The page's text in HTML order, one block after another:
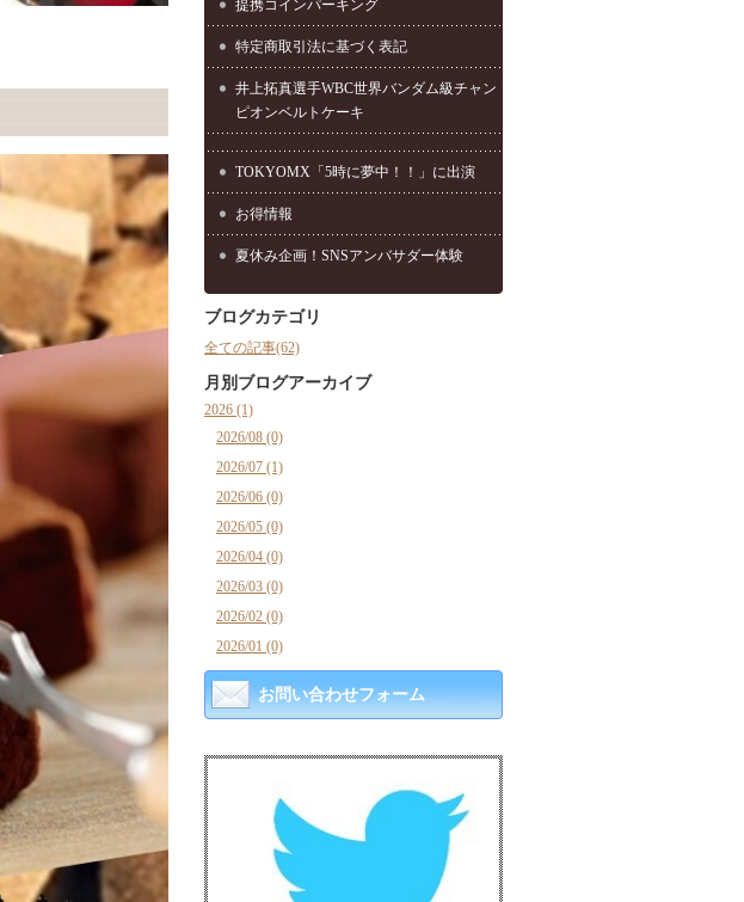
提携コインパーキング
特定商取引法に基づく表記
井上拓真選手WBC世界バンダム級チャン
ピオンベルトケーキ
TOKYOMX「5時に夢中！！」に出演
お得情報
夏休み企画！SNSアンバサダー体験
ブログカテゴリ
全ての記事(62)
月別ブログアーカイブ
2026 (1)
2026/08 (0)
2026/07 (1)
2026/06 (0)
2026/05 (0)
2026/04 (0)
2026/03 (0)
2026/02 (0)
2026/01 (0)
お問い合わせフォーム